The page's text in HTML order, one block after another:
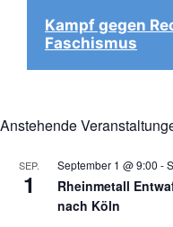
Kampf gegen
Faschismus
Anstehende
SEP.
1
September 1 @ 9:00 -
Rheinmetall
nach Köln